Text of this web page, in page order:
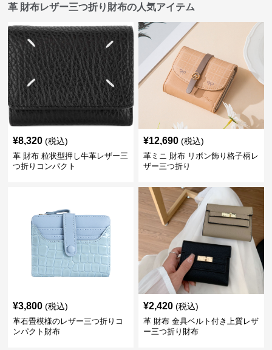
革 財布レザー三つ折り財布の人気アイテム
¥8,320 (税込)
革 財布 粒状型押し牛革レザー三
つ折りコンパクト
¥12,690 (税込)
革ミニ 財布 リボン飾り格子柄レ
ザー三つ折り
¥3,800 (税込)
革石畳模様のレザー三つ折りコ
ンパクト財布
¥2,420 (税込)
革 財布 金具ベルト付き上質レザ
ー三つ折り財布